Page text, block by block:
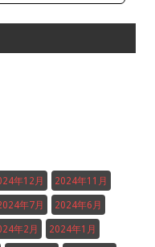
年12月 2024年11月
年7月 2024年6月
年2月 2024年1月